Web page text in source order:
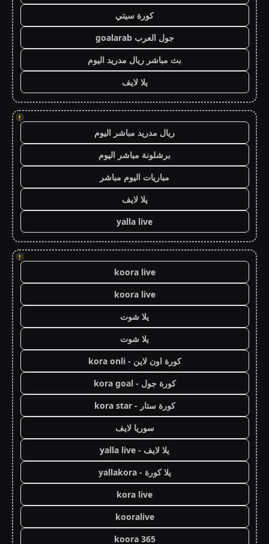
كورة سيتي
جول العرب goalarab
بث مباشر ريال مدريد اليوم
يلا لايف
!
ريال مدريد مباشر اليوم
برشلونة مباشر اليوم
مباريات اليوم مباشر
يلا لايف
yalla live
!
koora live
koora live
يلا شوت
يلا شوت
كورة اون لاين - kora onli
كورة جول - kora goal
كورة ستار - kora star
سوريا لايف
يلا لايف - yalla live
يلا كورة - yallakora
kora live
kooralive
koora 365